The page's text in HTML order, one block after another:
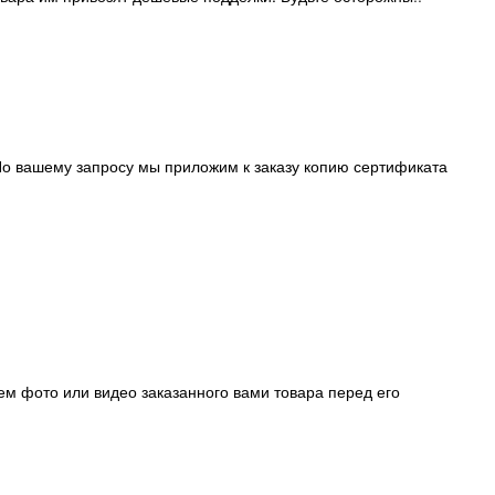
запросу мы приложим к заказу копию сертификата
или видео заказанного вами товара перед его